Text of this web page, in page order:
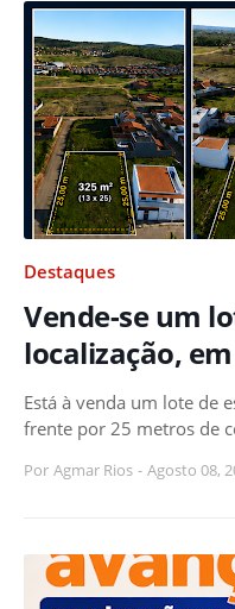
Destaques
Vende-se um
localização,
Está à venda um lote de
frente por 25 metros de
Por Agmar Rios - Agosto 08,